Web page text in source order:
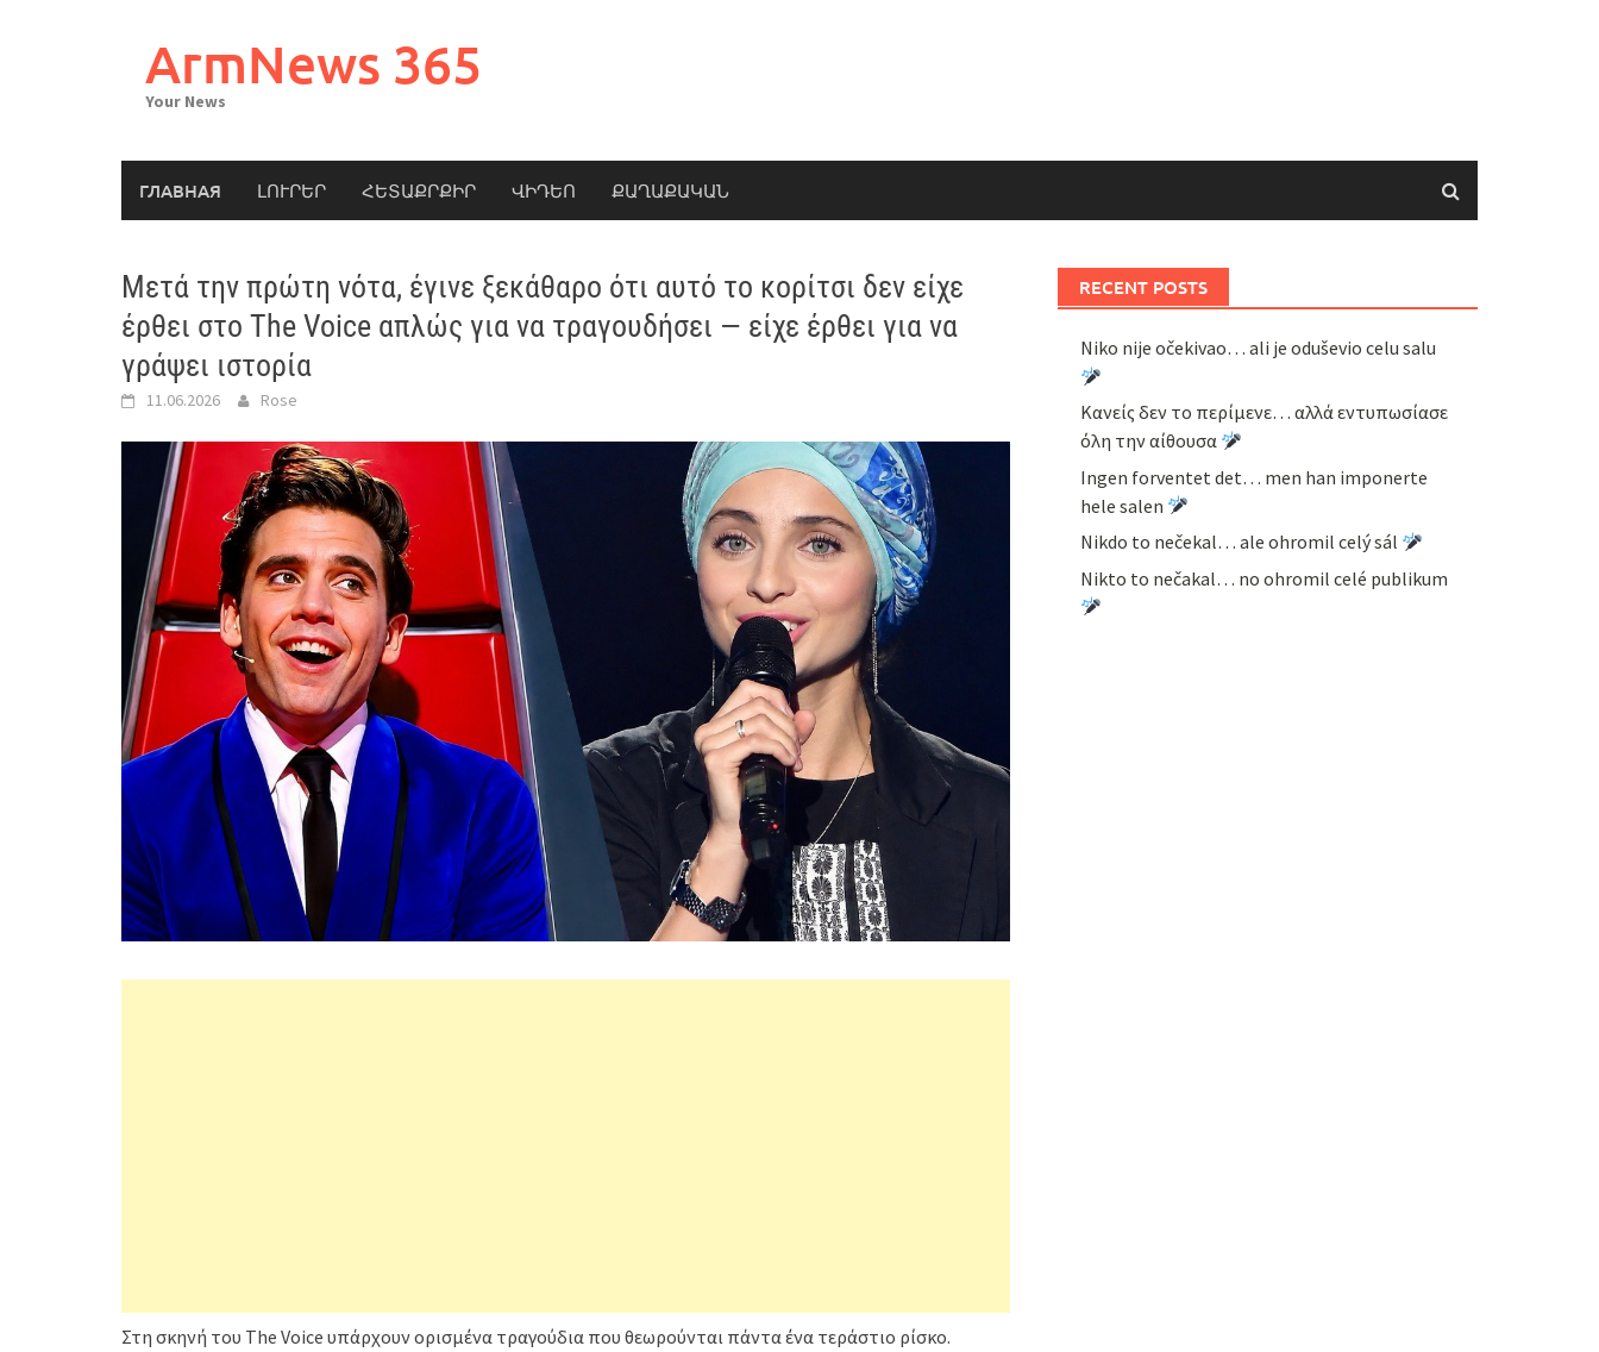
ArmNews 365
Your News
ГЛАВНАЯ ԼՈՒՐԵՐ ՀԵՏԱՔՐՔԻՐ ՎԻԴԵՈ ՔԱՂԱՔԱԿԱՆ
Μετά την πρώτη νότα, έγινε ξεκάθαρο ότι αυτό το κορίτσι δεν είχε
έρθει στο The Voice απλώς για να τραγουδήσει — είχε έρθει για να
γράψει ιστορία
11.06.2026 Rose
Στη σκηνή του The Voice υπάρχουν ορισμένα τραγούδια που θεωρούνται πάντα ένα τεράστιο ρίσκο.
RECENT POSTS
Niko nije očekivao… ali je oduševio celu salu
Κανείς δεν το περίμενε… αλλά εντυπωσίασε
όλη την αίθουσα
Ingen forventet det… men han imponerte
hele salen
Nikdo to nečekal… ale ohromil celý sál
Nikto to nečakal… no ohromil celé publikum